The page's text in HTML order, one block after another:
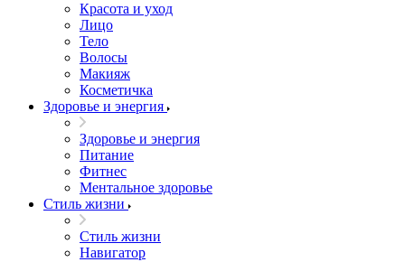
Красота и уход
Лицо
Тело
Волосы
Макияж
Косметичка
Здоровье и энергия
Здоровье и энергия
Питание
Фитнес
Ментальное здоровье
Стиль жизни
Стиль жизни
Навигатор